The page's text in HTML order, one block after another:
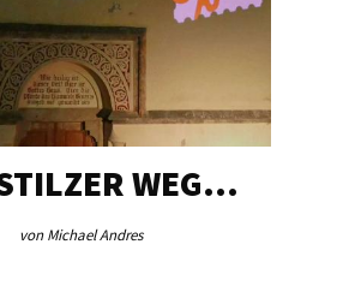
WEG…
von Michael Andres